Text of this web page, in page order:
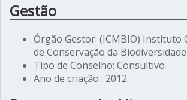
Gestão
Órgão Gestor: (ICMBIO) Instituto
de Conservação da Biodiversidade
Tipo de Conselho: Consultivo
Ano de criação : 2012